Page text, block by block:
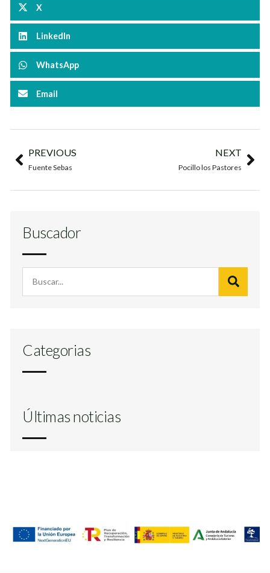
X
LinkedIn
WhatsApp
Email
PREVIOUS
Fuente Sebas
NEXT
Pocillo los Pastores
Buscador
Categorias
Últimas noticias